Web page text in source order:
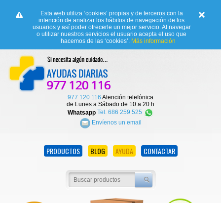
Esta web utiliza ‘cookies’ propias y de terceros con la
intención de analizar los hábitos de navegación de los
usuarios y así poder ofrecerle un mejor servicio. Al navegar
o utilizar nuestros servicios el usuario acepta el uso que
hacemos de las ‘cookies’. Más información
977 120 116 Atención telefónica
de Lunes a Sábado de 10 a 20 h
Whatsapp Tel. 686 259 525
Envíenos un email
PRODUCTOS BLOG AYUDA CONTACTAR